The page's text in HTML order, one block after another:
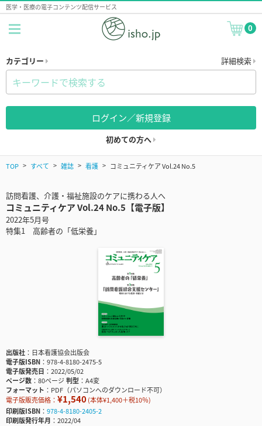
医学・医療の電子コンテンツ配信サービス
0
カテゴリー 詳細検索
ログイン／新規登録
初めての方へ
TOP すべて 雑誌 看護 コミュニティケア Vol.24 No.5
訪問看護、介護・福祉施設のケアに携わる人へ
コミュニティケア Vol.24 No.5【電子版】
2022年5月号
特集1 高齢者の「低栄養」
出版社
日本看護協会出版会
電子版ISBN
978-4-8180-2475-5
電子版発売日
2022/05/02
ページ数
80ページ判型
A4変
フォーマット
PDF（パソコンへのダウンロード不可）
電子版販売価格： ¥1,540(本体¥1,400＋税10％)
印刷版ISBN
978-4-8180-2405-2
印刷版発行年月
2022/04